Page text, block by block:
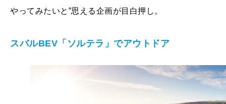
やってみたいと”思える企画が目白押し。
スバルBEV「ソルテラ」でアウトドア